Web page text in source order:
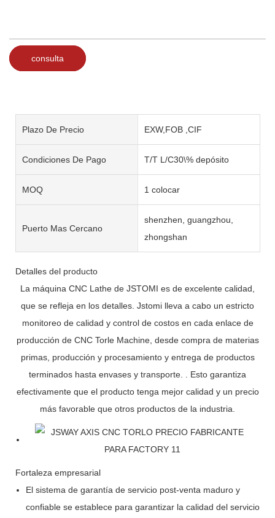
consulta
Plazo De Precio EXW,FOB ,CIF
Condiciones De Pago T/T L/C30\% depósito
MOQ 1 colocar
Puerto Mas Cercano
shenzhen, guangzhou,
zhongshan
Detalles del producto
La máquina CNC Lathe de JSTOMI es de excelente calidad,
que se refleja en los detalles. Jstomi lleva a cabo un estricto
monitoreo de calidad y control de costos en cada enlace de
producción de CNC Torle Machine, desde compra de materias
primas, producción y procesamiento y entrega de productos
terminados hasta envases y transporte. . Esto garantiza
efectivamente que el producto tenga mejor calidad y un precio
más favorable que otros productos de la industria.
Fortaleza empresarial
El sistema de garantía de servicio post-venta maduro y
confiable se establece para garantizar la calidad del servicio